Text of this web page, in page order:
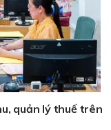
quản lý thuế trên